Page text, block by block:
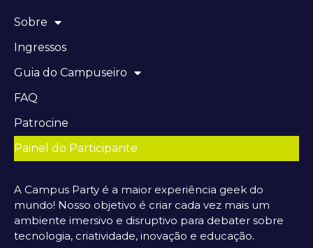
Sobre
Ingressos
Guia do Campuseiro
FAQ
Patrocine
Painel do Participante
A Campus Party é a maior experiência geek do
mundo! Nosso objetivo é criar cada vez mais um
ambiente imersivo e disruptivo para debater sobre
tecnologia, criatividade, inovação e educação.